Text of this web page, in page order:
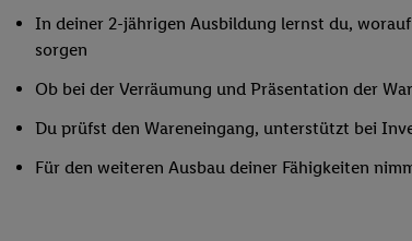
In deiner 2-jährigen Ausbildung lernst du,
sorgen
Ob bei der Verräumung und Präsentation der
Du prüfst den Wareneingang, unterstützt bei
Für den weiteren Ausbau deiner Fähigkeiten